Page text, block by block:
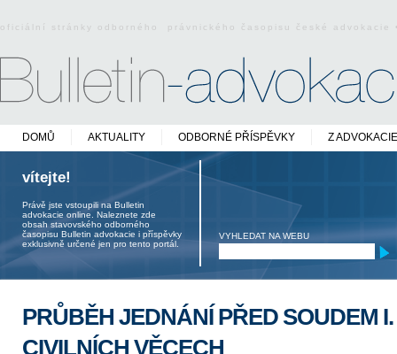
oficiální stránky odborného právnického časopisu české
DOMŮ AKTUALITY ODBORNÉ PŘÍSPĚVKY Z ADVOKACIE
vítejte!
Právě jste vstoupili na Bulletin
advokacie online. Naleznete zde
obsah stavovského odborného
časopisu Bulletin advokacie i příspěvky
exklusivně určené jen pro tento portál.
VYHLEDAT NA WEBU
PRŮBĚH JEDNÁNÍ PŘED SOUDEM
CIVILNÍCH VĚCECH